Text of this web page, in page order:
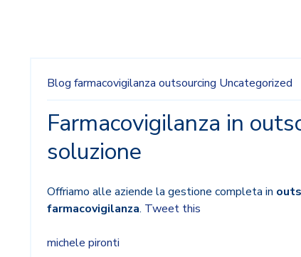
Blog farmacovigilanza outsourcing Uncategorized
Farmacovigilanza in
soluzione
Offriamo alle aziende la gestione completa in
farmacovigilanza. Tweet this
michele pironti